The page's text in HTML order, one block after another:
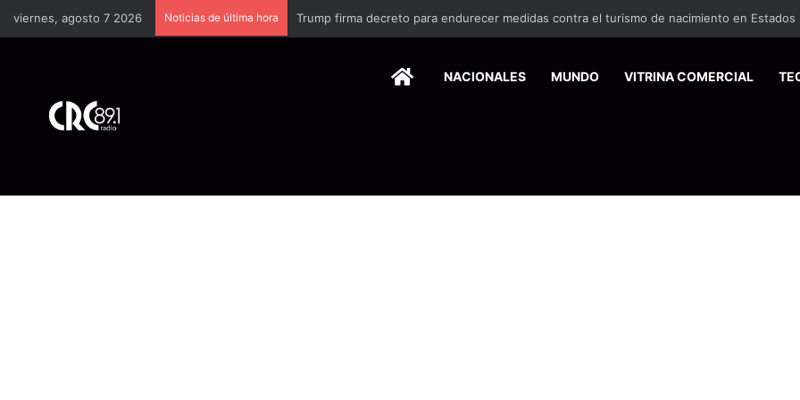
viernes, agosto 7 2026 Noticias de última hora
HOMENACIONALES MUNDO VITRINA COMERCIAL